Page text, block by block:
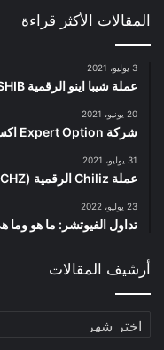
المقالات الأكثر قراءة
3 يوليو، 2021
عملة شيبا اينو الرقمية SHIB: مشروعها ومميزاتها ومستقبلها
20 يونيو، 2021
شركة Expert Option اكسبرت أوبشن: تقييمها ومصداقيتها
31 يوليو، 2021
عملة Chiliz الرقمية (CHZ): مميزاتها وتوقعاتها ومستقبلها
23 يوليو، 2022
تداول الفيوتشر: ما هو
أرشيف المقالات
أرشيف